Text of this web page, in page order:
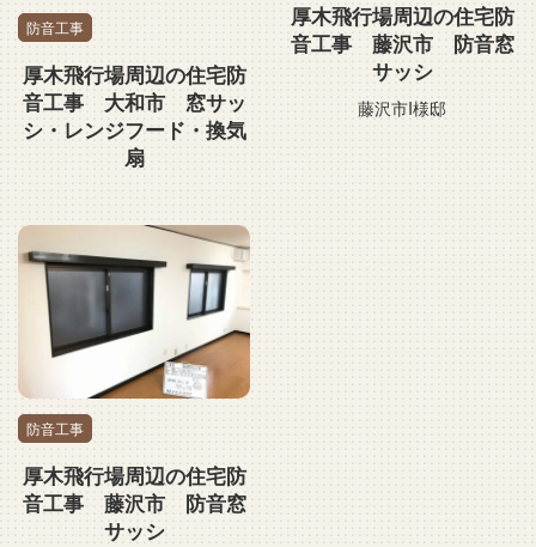
防音工事
厚木飛行場周辺の住宅防
音工事 大和市 窓サッ
シ・レンジフード・換気
扇
厚木飛行場周辺の住宅防
音工事 藤沢市 防音窓
サッシ
藤沢市I様邸
防音工事
厚木飛行場周辺の住宅防
音工事 藤沢市 防音窓
サッシ